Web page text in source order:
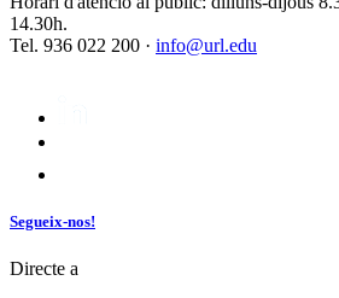
14.30h.
Tel. 936 022 200 · info@url.edu
Segueix-nos!
Directe a